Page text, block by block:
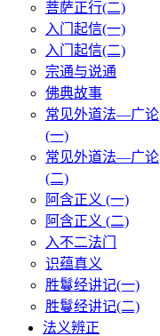
菩萨正行(二)
入门起信(一)
入门起信(二)
宗通与说通
佛典故事
常见外道法—广论
(一)
常见外道法—广论
(二)
阿含正义 (一)
阿含正义 (二)
入不二法门
识蕴真义
胜鬘经讲记(一)
胜鬘经讲记(二)
法义辨正